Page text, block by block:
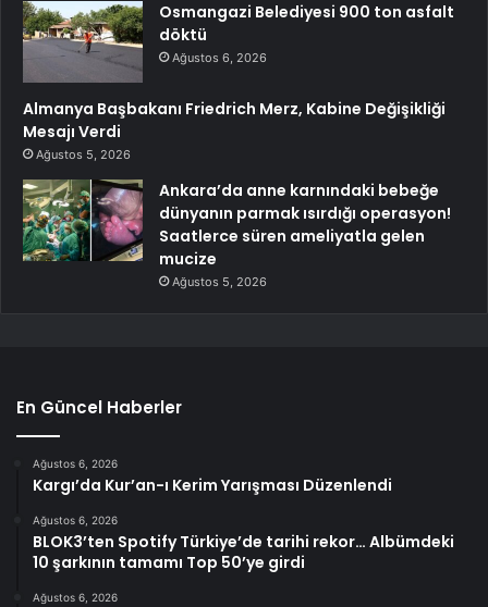
Osmangazi Belediyesi 900 ton asfalt
döktü
Ağustos 6, 2026
Almanya Başbakanı Friedrich Merz, Kabine Değişikliği
Mesajı Verdi
Ağustos 5, 2026
Ankara’da anne karnındaki bebeğe
dünyanın parmak ısırdığı operasyon!
Saatlerce süren ameliyatla gelen
mucize
Ağustos 5, 2026
En Güncel Haberler
Ağustos 6, 2026
Kargı’da Kur’an-ı Kerim Yarışması Düzenlendi
Ağustos 6, 2026
BLOK3’ten Spotify Türkiye’de tarihi rekor… Albümdeki
10 şarkının tamamı Top 50’ye girdi
Ağustos 6, 2026